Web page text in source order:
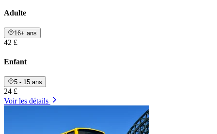
Adulte
16+ ans
42 £
Enfant
5 - 15 ans
24 £
Voir les détails